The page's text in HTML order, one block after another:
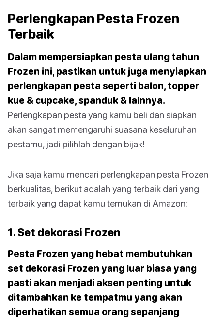
Perlengkapan Pesta Frozen
Terbaik
Dalam mempersiapkan pesta ulang tahun
Frozen ini, pastikan untuk juga menyiapkan
perlengkapan pesta seperti balon, topper
kue & cupcake, spanduk & lainnya.
Perlengkapan pesta yang kamu beli dan siapkan
akan sangat memengaruhi suasana keseluruhan
pestamu, jadi pilihlah dengan bijak!
Jika saja kamu mencari perlengkapan pesta Frozen
berkualitas, berikut adalah yang terbaik dari yang
terbaik yang dapat kamu temukan di Amazon:
1. Set dekorasi Frozen
Pesta Frozen yang hebat membutuhkan
set dekorasi Frozen yang luar biasa yang
pasti akan menjadi aksen penting untuk
ditambahkan ke tempatmu yang akan
diperhatikan semua orang sepanjang